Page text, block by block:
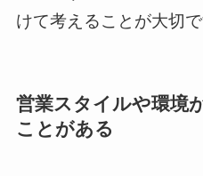
けて考えることが大切で
営業スタイルや環境
ことがある